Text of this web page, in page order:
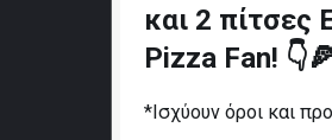
και 2
Pizza Fan!
*Ισχύουν όροι και